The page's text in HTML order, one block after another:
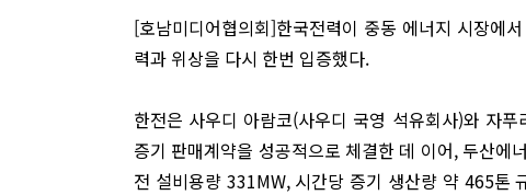
[호남미디어협의회]한국전력이 중동 에너지 시장에
력과 위상을 다시 한번 입증했다.
한전은 사우디 아람코(사우디 국영 석유회사)와 자
증기 판매계약을 성공적으로 체결한 데 이어, 두산에
전 설비용량 331MW, 시간당 증기 생산량 약 465톤